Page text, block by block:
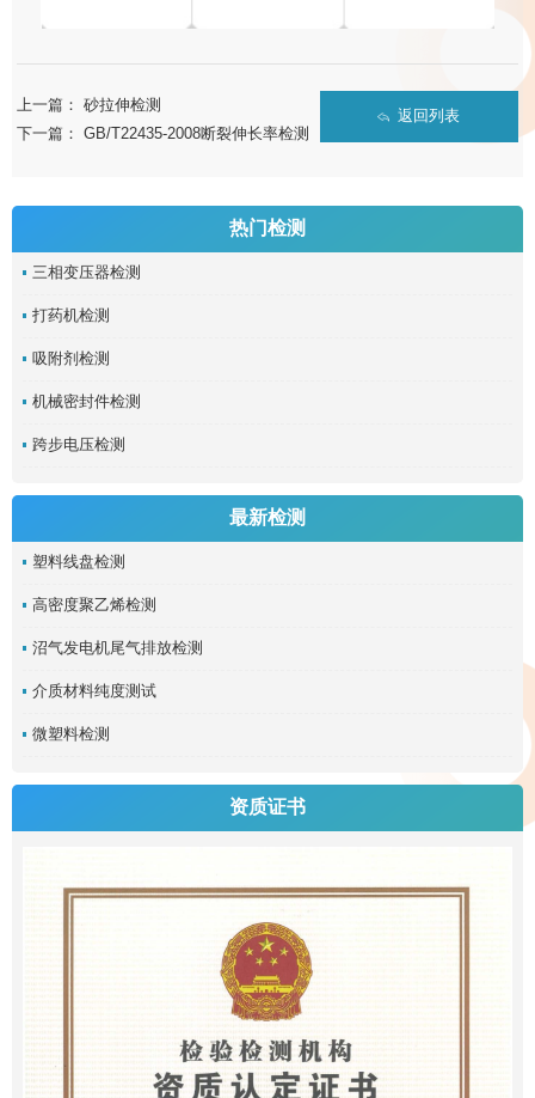
上一篇：砂拉伸检测
下一篇：GB/T22435-2008断裂伸长率检测
返回列表
热门检测
三相变压器检测
打药机检测
吸附剂检测
机械密封件检测
跨步电压检测
最新检测
塑料线盘检测
高密度聚乙烯检测
沼气发电机尾气排放检测
介质材料纯度测试
微塑料检测
资质证书